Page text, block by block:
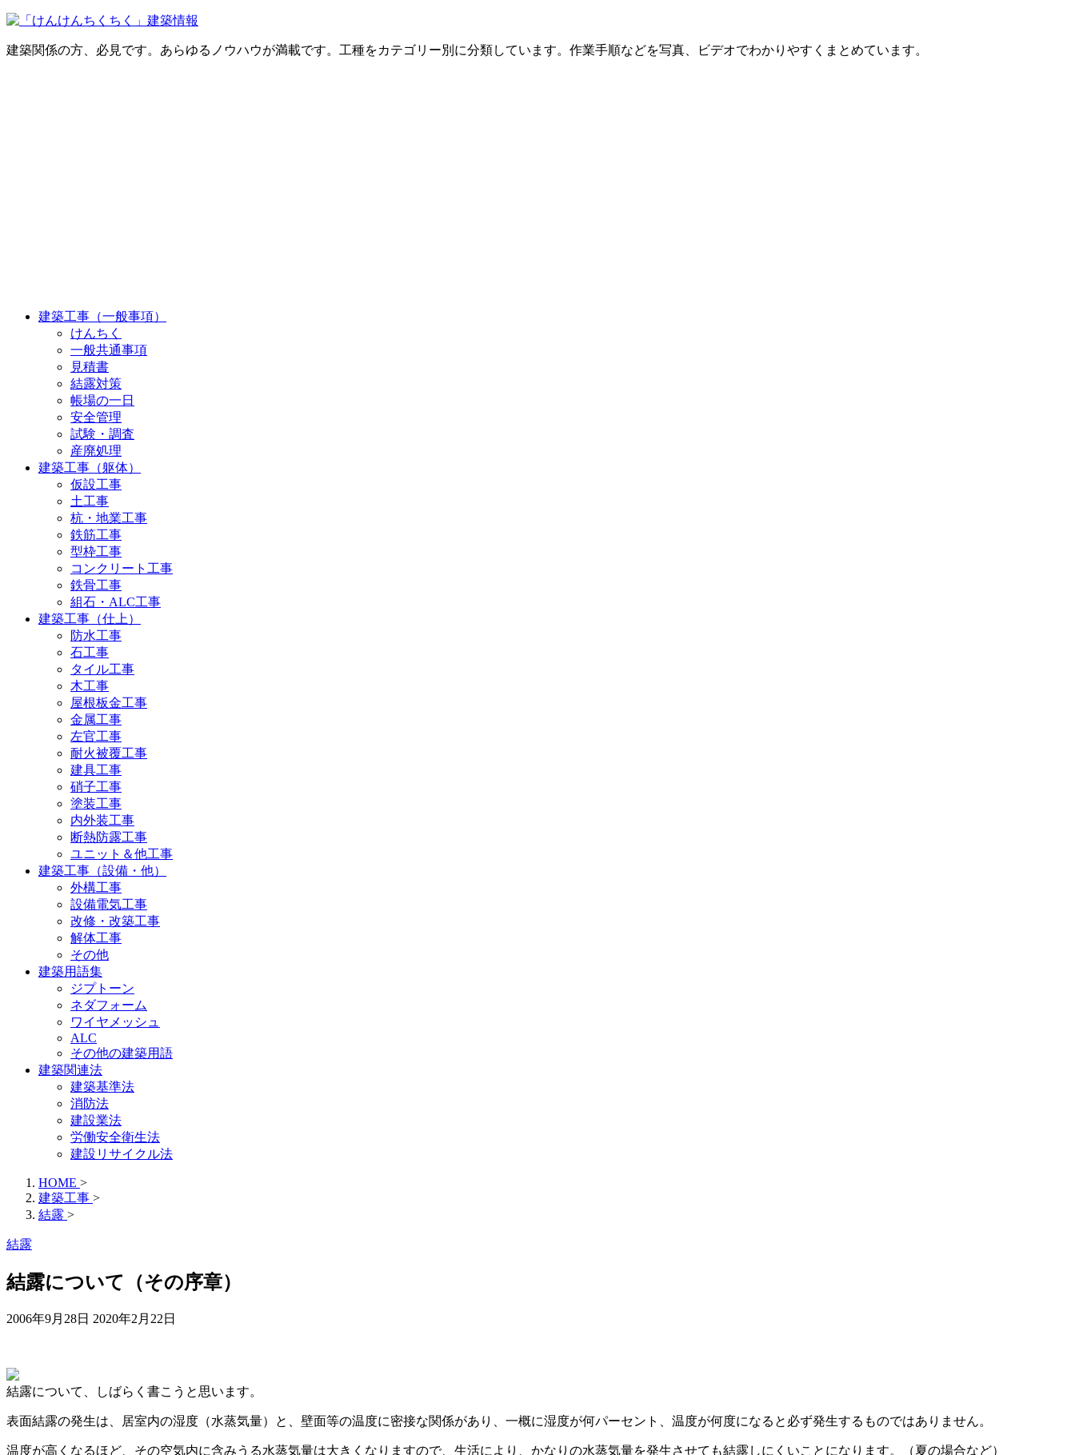
建築関係の方、必見です。あらゆるノウハウが満載です。工種をカテゴリー別に分類しています。作業手順などを写真、ビデオでわかりやすくまとめています。
建築工事（一般事項）
けんちく
一般共通事項
見積書
結露対策
帳場の一日
安全管理
試験・調査
産廃処理
建築工事（躯体）
仮設工事
土工事
杭・地業工事
鉄筋工事
型枠工事
コンクリート工事
鉄骨工事
組石・ALC工事
建築工事（仕上）
防水工事
石工事
タイル工事
木工事
屋根板金工事
金属工事
左官工事
耐火被覆工事
建具工事
硝子工事
塗装工事
内外装工事
断熱防露工事
ユニット＆他工事
建築工事（設備・他）
外構工事
設備電気工事
改修・改築工事
解体工事
その他
建築用語集
ジプトーン
ネダフォーム
ワイヤメッシュ
ALC
その他の建築用語
建築関連法
建築基準法
消防法
建設業法
労働安全衛生法
建設リサイクル法
HOME >
建築工事 >
結露 >
結露
結露について（その序章）
2006年9月28日 2020年2月22日
結露について、しばらく書こうと思います。
表面結露の発生は、居室内の湿度（水蒸気量）と、壁面等の温度に密接な関係があり、一概に湿度が何パーセント、温度が何度になると必ず発生するものではありません。
温度が高くなるほど、その空気内に含みうる水蒸気量は大きくなりますので、生活により、かなりの水蒸気量を発生させても結露しにくいことになります。（夏の場合など）